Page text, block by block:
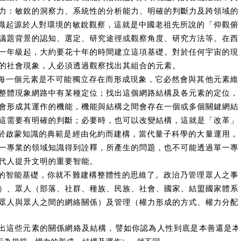
：敏銳的洞察力、系統性的分析能力、明確的判斷力及跨領域的
起源於人對環境的敏銳觀察，這就是中國老祖先所說的「仰觀
題背景的認知、選定、研究途徑或觀察角度、研究方法等。在
年級起，大約要花十年的時間建立這項基礎。對於任何宇宙的
社會現象，人必須透過觀察找出其組合的元素。
一個元素是不可能獨立存在而形成現象，它必然會與其他元素
體現象網路中有某種定位；找出這個網路結構及各元素的定位
形成其運作的機能，機能與結構之間會存在一個或多個關鍵網
需要有明確的判斷；必要時，也可以改變結構，這就是「改革」
啟蒙知識的典範是經由化約而建構，當代量子科學的大量運用
專業的領域知識得到詮釋，所產生的問題，也不可能透過單一
人提升文明的重要智能。
智能基礎，你就不難建構整體性的思維了。政治乃管理眾人之
、眾人（部落、社群、種族、民族、社會、國家、結盟國家體
人與眾人之間的網絡關係）及管理（權力形成的方式、權力分
這些元素的關係網絡及結構，譬如你認為人性到底是本善還是